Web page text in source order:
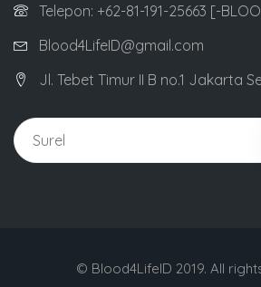
Telepon: +62-81-191-25663 [-
Blood4LifeID@gmail.com
Jl. Tebet Timur II B no.1 Jakarta
© Blood4LifeID 2019. All